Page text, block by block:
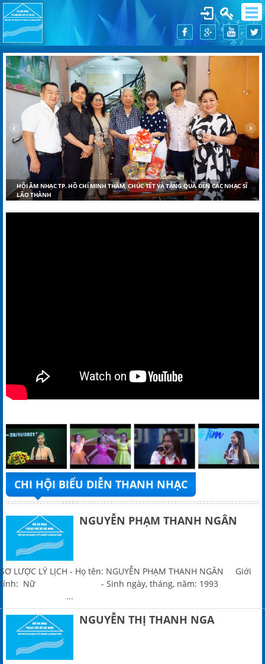
HỘI ÂM NHẠC TP. HỒ CHÍ MINH THĂM, CHÚC TẾT VÀ TẶNG QUÀ ĐẾN CÁC NHẠC SĨ
LÃO THÀNH
CHI HỘI BIỂU DIỄN THANH NHẠC
NGUYỄN PHẠM THANH NGÂN
SƠ LƯỢC LÝ LỊCH - Họ tên: NGUYỄN PHẠM THANH NGÂN Giới
tính: Nữ - Sinh ngày, tháng, năm: 1993
...
NGUYỄN THỊ THANH NGA